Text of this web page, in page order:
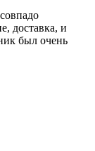
доставка, и
был очень